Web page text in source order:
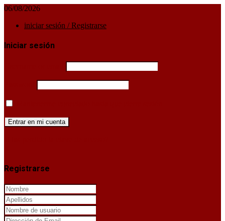
06/08/2026
iniciar sesión / Registrarse
Iniciar sesión
Registrarse